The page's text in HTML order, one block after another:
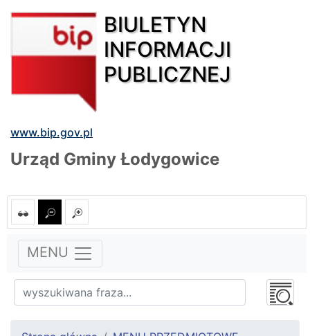
BIULETYN
INFORMACJI
PUBLICZNEJ
www.bip.gov.pl
Urząd Gminy Łodygowice
MENU